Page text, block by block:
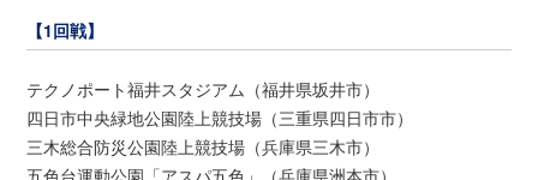
【1回戦】
テクノポート福井スタジアム（福井県坂井市）
四日市中央緑地公園陸上競技場（三重県四日市市）
三木総合防災公園陸上競技場（兵庫県三木市）
五色台運動公園「アスパ五色」（兵庫県洲本市）